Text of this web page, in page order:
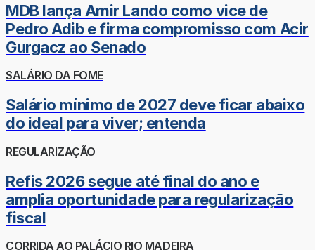
MDB lança Amir Lando como vice de
Pedro Adib e firma compromisso com Acir
Gurgacz ao Senado
SALÁRIO DA FOME
Salário mínimo de 2027 deve ficar abaixo
do ideal para viver; entenda
REGULARIZAÇÃO
Refis 2026 segue até final do ano e
amplia oportunidade para regularização
fiscal
CORRIDA AO PALÁCIO RIO MADEIRA